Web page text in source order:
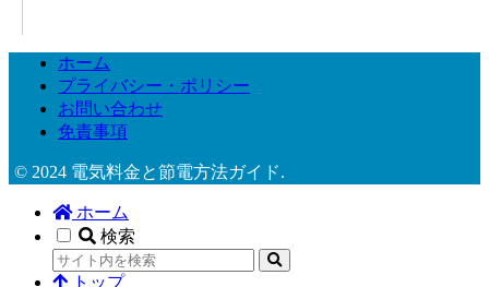
ホーム
プライバシー・ポリシー
お問い合わせ
免責事項
© 2024 電気料金と節電方法ガイド.
ホーム
検索
トップ